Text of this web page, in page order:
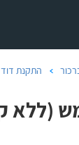
התקנת
(ללא